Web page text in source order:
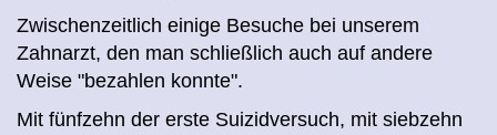
Zwischenzeitlich einige Besuche bei unserem
Zahnarzt, den man schließlich auch auf andere
Weise "bezahlen konnte".
Mit fünfzehn der erste Suizidversuch, mit siebzehn